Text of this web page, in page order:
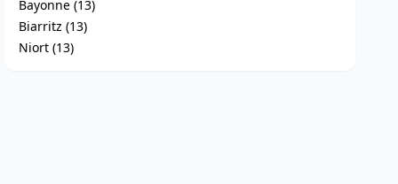
Bayonne (13)
Biarritz (13)
Niort (13)